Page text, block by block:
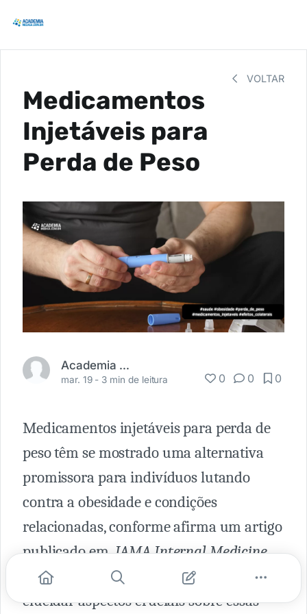
VOLTAR
Medicamentos
Injetáveis para
Perda de Peso
Academia Médica
mar. 19 - 3 min de leitura 0 0 0
Medicamentos injetáveis para perda de
peso têm se mostrado uma alternativa
promissora para indivíduos lutando
contra a obesidade e condições
relacionadas, conforme afirma um artigo
publicado emJAMA Internal Medicine,
em 11 de março de 2024.
Este artigo visa
elucidar aspectos cruciais sobre essas